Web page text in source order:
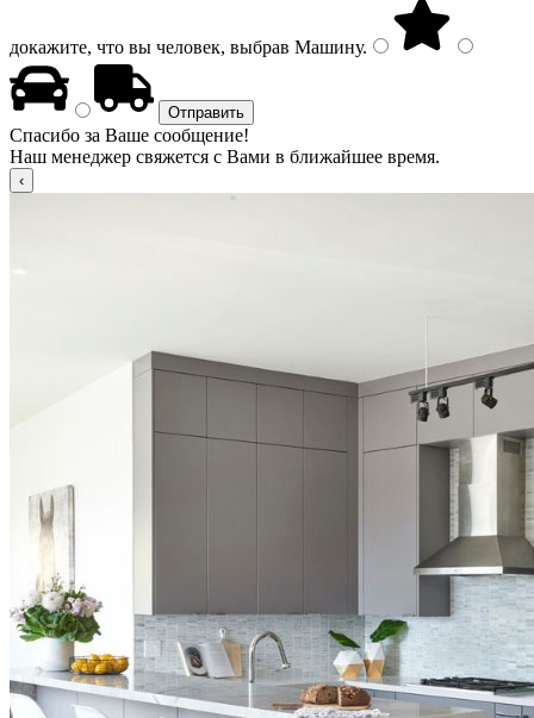
докажите, что вы человек, выбрав Машину.
Спасибо за Ваше сообщение!
Наш менеджер свяжется с Вами в ближайшее время.